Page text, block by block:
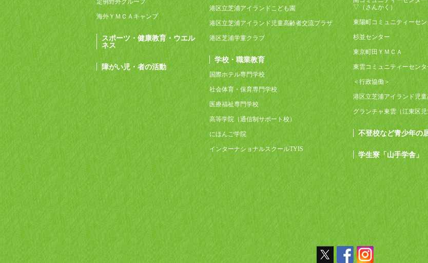
定例野外グループ
海外ＹＭＣＡキャンプ
スポーツ・健康教育・ウエル
ネス
障がい児・者の活動
港区立芝浦アイランドこども園
港区立芝浦アイランド児童高齢者交流プラザ
港区芝浦学童クラブ
学校・職業教育
国際ホテル専門学校
社会体育・保育専門学校
医療福祉専門学校
高等学院（通信制サポート校）
にほんご学院
インターナショナルスクールTYIS
▽（さんかく）
東陽町コミュニティーセ
杉並センター
東京町田ＹＭＣＡ
東雲コミュニティーセンタ
＜行政協働＞
港区立芝浦アイランド児
グランチャ東雲（江東区
不登校など青少年の
学生寮「山手学舎」